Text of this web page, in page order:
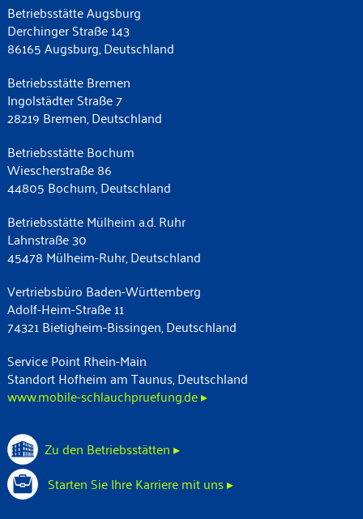
Betriebsstätte Augsburg
Derchinger Straße 143
86165 Augsburg, Deutschland
Betriebsstätte Bremen
Ingolstädter Straße 7
28219 Bremen, Deutschland
Betriebsstätte Bochum
Wiescherstraße 86
44805 Bochum, Deutschland
Betriebsstätte Mülheim a.d. Ruhr
Lahnstraße 30
45478 Mülheim-Ruhr, Deutschland
Vertriebsbüro Baden-Württemberg
Adolf-Heim-Straße 11
74321 Bietigheim-Bissingen, Deutschland
Service Point Rhein-Main
Standort Hofheim am Taunus, Deutschland
www.mobile-schlauchpruefung.de ▸
Zu den Betriebsstätten ▸
Starten Sie Ihre Karriere mit uns ▸